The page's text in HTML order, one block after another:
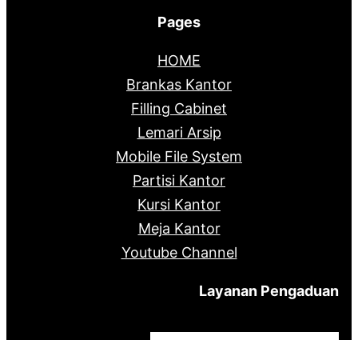
Pages
HOME
Brankas Kantor
Filling Cabinet
Lemari Arsip
Mobile File System
Partisi Kantor
Kursi Kantor
Meja Kantor
Youtube Channel
Layanan Pengaduan